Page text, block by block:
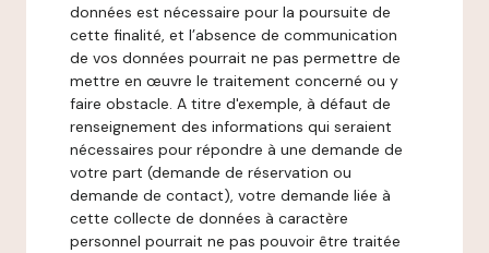
données est nécessaire pour la poursuite de
cette finalité, et l’absence de communication
de vos données pourrait ne pas permettre de
mettre en œuvre le traitement concerné ou y
faire obstacle. A titre d'exemple, à défaut de
renseignement des informations qui seraient
nécessaires pour répondre à une demande de
votre part (demande de réservation ou
demande de contact), votre demande liée à
cette collecte de données à caractère
personnel pourrait ne pas pouvoir être traitée